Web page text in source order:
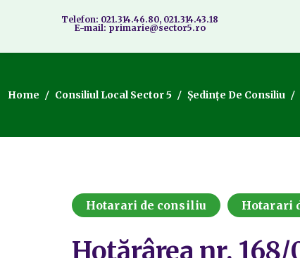
Telefon: 021.314.46.80, 021.314.43.18
E-mail: primarie@sector5.ro
Home Consiliul Local Sector 5 Ședințe De Consiliu
Hotarari de consiliu Hotarari
Hotărârea nr.